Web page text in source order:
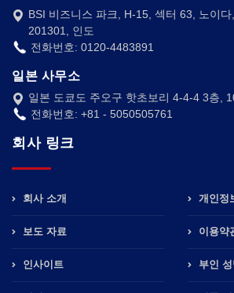
BSI 비즈니스 파크, H-15, 섹터 63, 노이
201301, 인도
전화번호: 0120-4483891
일본 사무소
일본 도쿄도 주오구 핫초보리 4-4-4 3층,
전화번호: +81 - 5050505761
회사 링크
회사 소개
보도 자료
인사이트
개인정
이용약
부인 성